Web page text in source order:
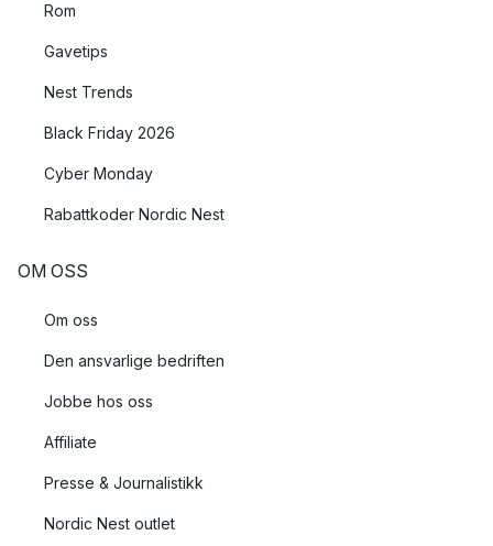
Rom
Gavetips
Nest Trends
Black Friday 2026
Cyber Monday
Rabattkoder Nordic Nest
OM OSS
Om oss
Den ansvarlige bedriften
Jobbe hos oss
Affiliate
Presse & Journalistikk
Nordic Nest outlet